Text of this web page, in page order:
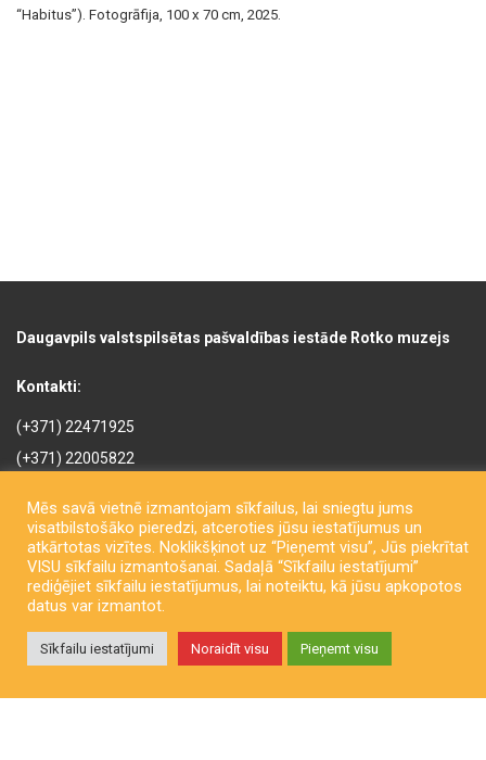
“Habitus”). Fotogrāfija, 100 x 70 cm, 2025.
Daugavpils valstspilsētas pašvaldības iestāde Rotko muzejs
Kontakti:
(+371) 22471925
(+371) 22005822
Mihaila iela 3, Daugavpils,
LV-5401, Latvija
Mēs savā vietnē izmantojam sīkfailus, lai sniegtu jums
visatbilstošāko pieredzi, atceroties jūsu iestatījumus un
atkārtotas vizītes. Noklikšķinot uz “Pieņemt visu”, Jūs piekrītat
VISU sīkfailu izmantošanai. Sadaļā “Sīkfailu iestatījumi”
rediģējiet sīkfailu iestatījumus, lai noteiktu, kā jūsu apkopotos
datus var izmantot.
Sīkfailu iestatījumi Noraidīt visu Pieņemt visu